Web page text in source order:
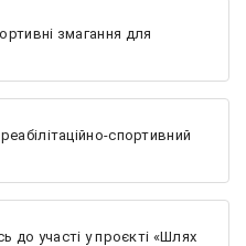
змагання для
спортивний
до участі у проєкті «Шлях